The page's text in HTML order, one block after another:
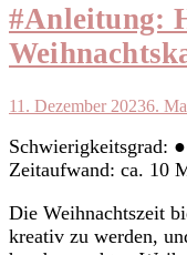
#Anleitung:
11. Dezember 20236.
Schwierigkeitsgrad:
Zeitaufwand: ca. 10
Die Weihnachtszeit
kreativ zu werden,